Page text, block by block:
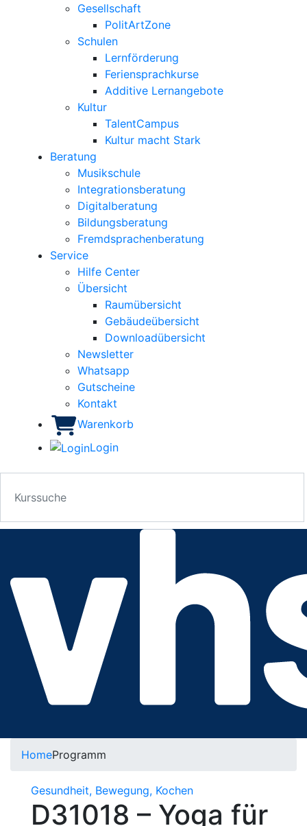
Gesellschaft
PolitArtZone
Schulen
Lernförderung
Feriensprachkurse
Additive Lernangebote
Kultur
TalentCampus
Kultur macht Stark
Beratung
Musikschule
Integrationsberatung
Digitalberatung
Bildungsberatung
Fremdsprachenberatung
Service
Hilfe Center
Übersicht
Raumübersicht
Gebäudeübersicht
Downloadübersicht
Newsletter
Whatsapp
Gutscheine
Kontakt
Warenkorb
Login
HomeProgramm
Gesundheit, Bewegung, Kochen
D31018 – Yoga für